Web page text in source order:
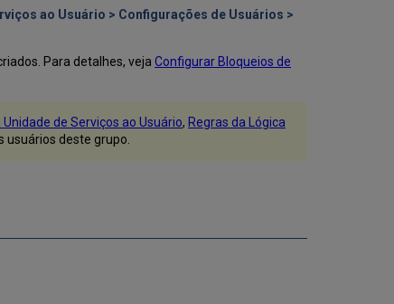
Regras
de
Regras
ao Usuário > Configurações de Usuários >
Para detalhes, veja Configurar Bloqueios de
Unidade de Serviços ao Usuário, Regras da Lógica
deste grupo.